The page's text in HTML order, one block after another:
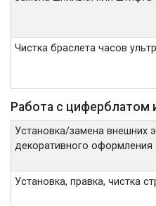
Чистка браслета часов
Работа с циферблатом
Установка/замена внешних
декоративного оформления
Установка, правка, чистка